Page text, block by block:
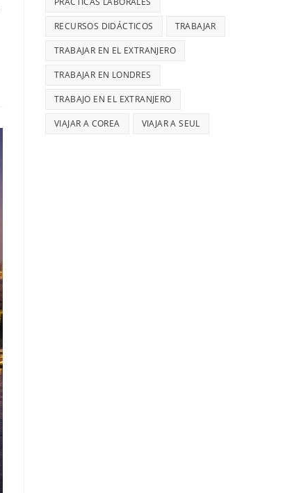
RECURSOS DIDÁCTICOS TRABAJAR
TRABAJAR EN EL EXTRANJERO
TRABAJAR EN LONDRES
TRABAJO EN EL EXTRANJERO
VIAJAR A COREA VIAJAR A SEUL